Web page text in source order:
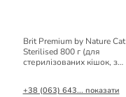
Brit Premium by Nature Cat
Sterilised 800 г (для
стерилізованих кішок, з
+38 (063) 643... показати